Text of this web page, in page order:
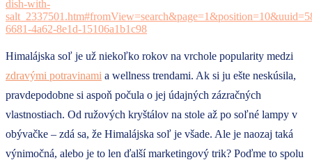
Himalájska soľ je už niekoľko rokov na vrchole popularity medzi
zdravými potravinami a wellness trendami. Ak si ju ešte neskúsila,
pravdepodobne si aspoň počula o jej údajných zázračných
vlastnostiach. Od ružových kryštálov na stole až po soľné lampy v
obývačke – zdá sa, že Himalájska soľ je všade. Ale je naozaj taká
výnimočná, alebo je to len ďalší marketingový trik? Poďme to spolu